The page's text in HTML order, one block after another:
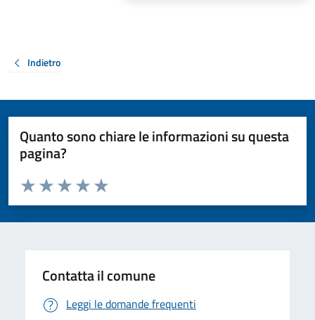
Indietro
Quanto sono chiare le informazioni su questa
pagina?
Valuta da 1 a 5 stelle la pagina
Valuta 5 stelle su 5
Valuta 4 stelle su 5
Valuta 3 stelle su 5
Valuta 2 stelle su 5
Valuta 1 stelle su 5
Contatta il comune
Leggi le domande frequenti